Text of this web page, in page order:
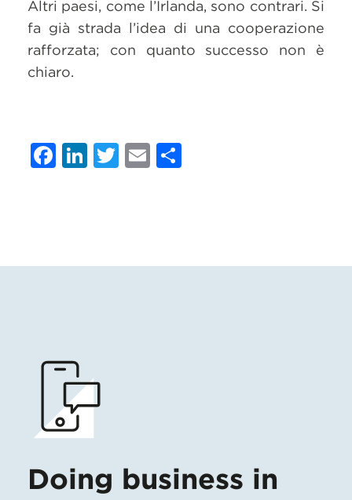
Altri paesi, come l’Irlanda, sono contrari. Si
fa già strada l’idea di una cooperazione
rafforzata; con quanto successo non è
chiaro.
Facebook
LinkedIn
Twitter
Email
Doing business in